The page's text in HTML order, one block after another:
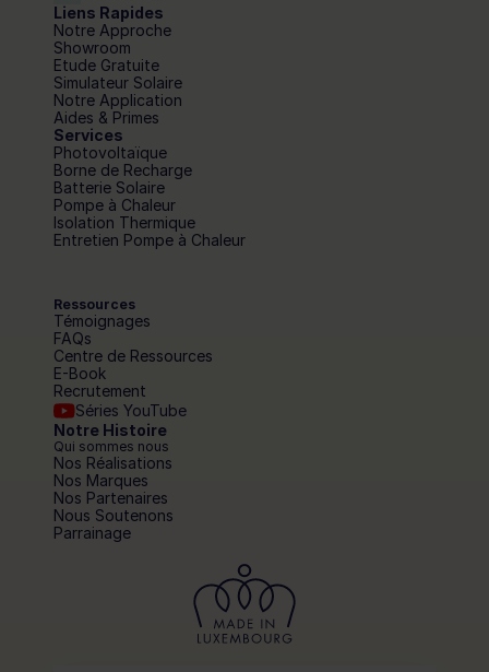
Liens Rapides
Notre Approche
Showroom
Etude Gratuite
Simulateur Solaire
Notre Application
Aides & Primes
Services
Photovoltaïque
Borne de Recharge
Batterie Solaire
Pompe à Chaleur
Isolation Thermique
Entretien Pompe à Chaleur
Ressources
Témoignages
FAQs
Centre de Ressources
E-Book
Recrutement
Séries YouTube
Notre Histoire
Qui sommes nous
Nos Réalisations
Nos Marques
Nos Partenaires
Nous Soutenons
Parrainage